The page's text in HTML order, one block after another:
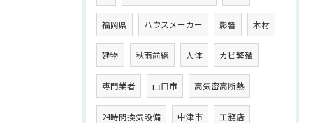
福岡県 ハウスメーカー 影響 木材
建物 秋雨前線 人体 カビ繁殖
専門業者 山口市 高気密高断熱
24時間換気設備 中津市 工務店